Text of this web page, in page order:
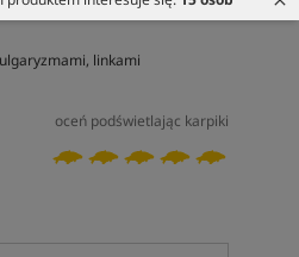
linkami
oceń podświetlając karpiki